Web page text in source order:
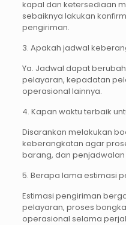
kapal dan ketersediaan
sebaiknya lakukan
pengiriman.
3. Apakah jadwal
Ya. Jadwal dapat
pelayaran, kepadatan
operasional lainnya.
4. Kapan waktu terbaik
Disarankan melakukan
keberangkatan agar
barang, dan
5. Berapa lama estimasi
Estimasi pengiriman
pelayaran, proses
operasional selama